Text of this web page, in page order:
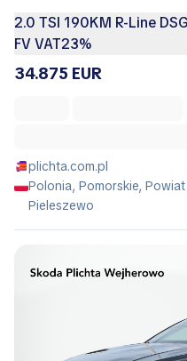
2.0 TSI 190KM R-Line
FV VAT23%
34.875 EUR
plichta.com.pl
Polonia, Pomorskie,
Pieleszewo